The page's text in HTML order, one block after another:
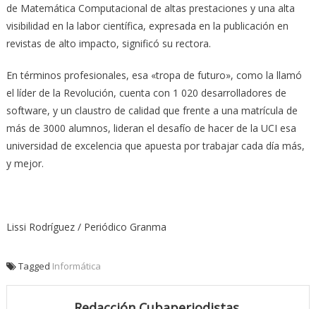
de Matemática Computacional de altas prestaciones y una alta
visibilidad en la labor científica, expresada en la publicación en
revistas de alto impacto, significó su rectora.
En términos profesionales, esa «tropa de futuro», como la llamó
el líder de la Revolución, cuenta con 1 020 desarrolladores de
software, y un claustro de calidad que frente a una matrícula de
más de 3000 alumnos, lideran el desafío de hacer de la UCI esa
universidad de excelencia que apuesta por trabajar cada día más,
y mejor.
Lissi Rodríguez / Periódico Granma
Tagged Informática